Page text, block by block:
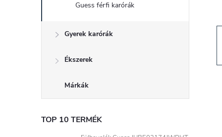
ó
n
e
Guess férfi karórák
Gyerek karórák
Ékszerek
Márkák
TOP 10 TERMÉK